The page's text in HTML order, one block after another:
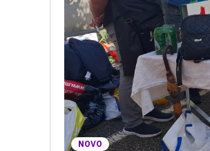
NOVO